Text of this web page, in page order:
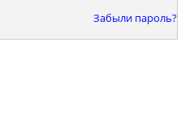
Забыли пароль?